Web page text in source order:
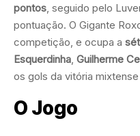
pontos , seguido pelo
pontuação. O Gigante
competição, e ocupa a
Esquerdinha Guilherme
os gols da vitória
O Jogo